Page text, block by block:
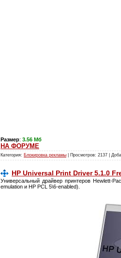
Размер: 3.56 Мб
НА ФОРУМЕ
Категория: Блокировка рекламы | Просмотров: 2137 |
HP Universal Print Driver 5.1.0
Универсальный драйвер принтеров Hewlett-
emulation и HP PCL 5\6-enabled).